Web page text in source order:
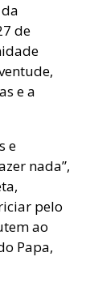
de
e a
e
nada”,
pelo
ao
Papa,